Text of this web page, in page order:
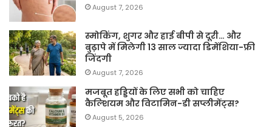
August 7, 2026
स्मोकिंग, शुगर और हाई बीपी से दूरी… और
बुढ़ापे में मिलेगी 13 साल ज्यादा डिमेंशिया-फ्री
जिंदगी
August 7, 2026
मजबूत हड्डियों के लिए सभी को चाहिए
कैल्शियम और विटामिन-डी सप्लीमेंट्स?
August 5, 2026